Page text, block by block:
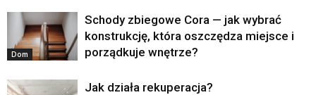
Dom
Schody zbiegowe Cora — jak wybrać
konstrukcję, która oszczędza miejsce i
porządkuje wnętrze?
Jak działa rekuperacja?